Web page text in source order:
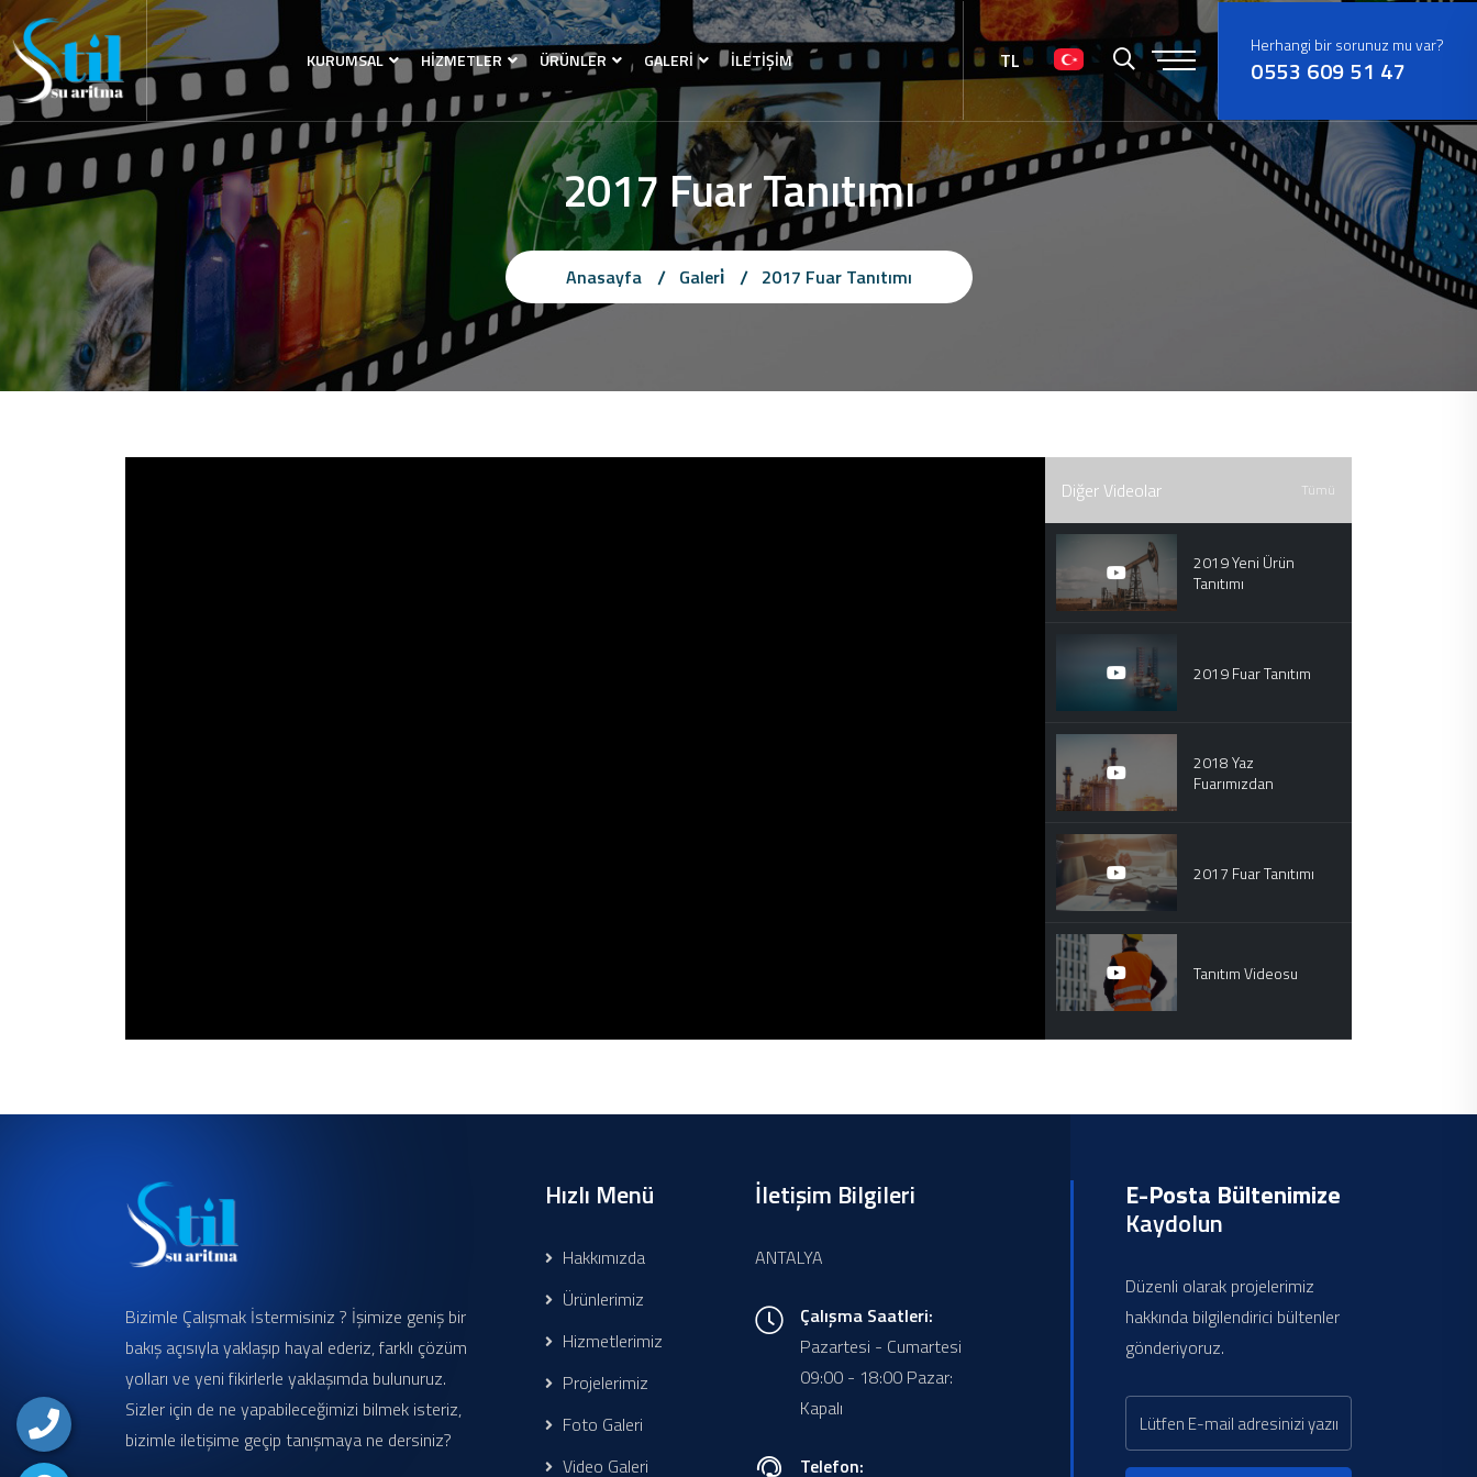
KURUMSAL HİZMETLER ÜRÜNLER GALERİ İLETİŞİM TL
Herhangi bir sorunuz mu var?
0553 609 51 47
2017 Fuar Tanıtımı
Anasayfa Galeri̇ 2017 Fuar Tanıtımı
Diğer Videolar Tümü
2019 Yeni Ürün
Tanıtımı
2019 Fuar Tanıtım
2018 Yaz
Fuarımızdan
2017 Fuar Tanıtımı
Tanıtım Videosu
Bizimle Çalışmak İstermisiniz ? İşimize geniş bir
bakış açısıyla yaklaşıp hayal ederiz, farklı çözüm
yolları ve yeni fikirlerle yaklaşımda bulunuruz.
Sizler için de ne yapabileceğimizi bilmek isteriz,
bizimle iletişime geçip tanışmaya ne dersiniz?
Hızlı Menü
Hakkımızda
Ürünlerimiz
Hizmetlerimiz
Projelerimiz
Foto Galeri
Video Galeri
İletişim Bilgileri
ANTALYA
Çalışma Saatleri:
Pazartesi - Cumartesi
09:00 - 18:00 Pazar:
Kapalı
Telefon:
E-Posta Bültenimize
Kaydolun
Düzenli olarak projelerimiz
hakkında bilgilendirici bültenler
gönderiyoruz.